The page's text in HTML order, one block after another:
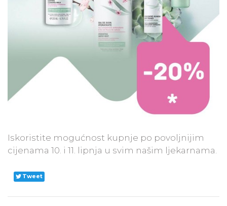
Iskoristite mogućnost kupnje po povoljnijim
cijenama 10. i 11. lipnja u svim našim ljekarnama.
Tweet